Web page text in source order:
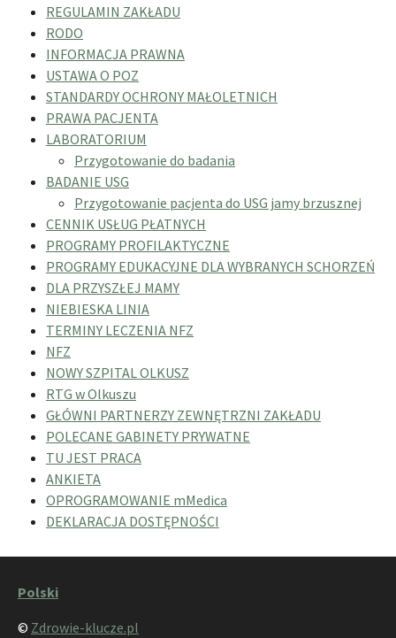
REGULAMIN ZAKŁADU
RODO
INFORMACJA PRAWNA
USTAWA O POZ
STANDARDY OCHRONY MAŁOLETNICH
PRAWA PACJENTA
LABORATORIUM
Przygotowanie do badania
BADANIE USG
Przygotowanie pacjenta do USG jamy brzusznej
CENNIK USŁUG PŁATNYCH
PROGRAMY PROFILAKTYCZNE
PROGRAMY EDUKACYJNE DLA WYBRANYCH SCHORZEŃ
DLA PRZYSZŁEJ MAMY
NIEBIESKA LINIA
TERMINY LECZENIA NFZ
NFZ
NOWY SZPITAL OLKUSZ
RTG w Olkuszu
GŁÓWNI PARTNERZY ZEWNĘTRZNI ZAKŁADU
POLECANE GABINETY PRYWATNE
TU JEST PRACA
ANKIETA
OPROGRAMOWANIE mMedica
DEKLARACJA DOSTĘPNOŚCI
Polski
© Zdrowie-klucze.pl